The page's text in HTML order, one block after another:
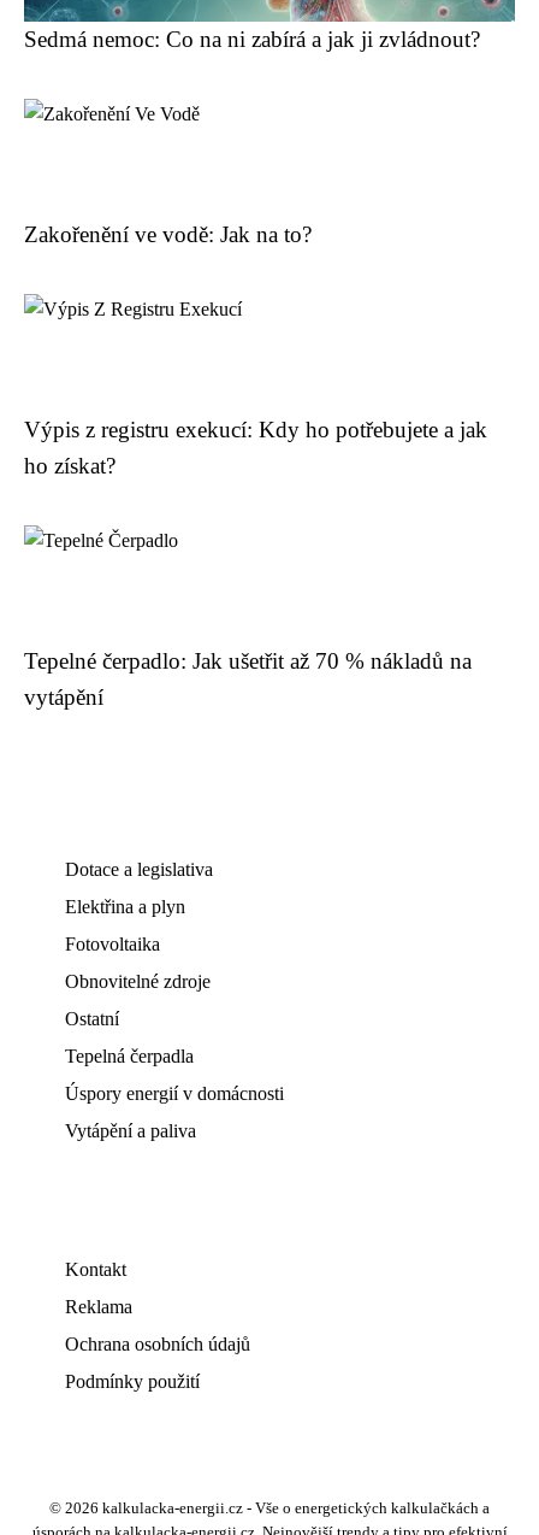
Sedmá nemoc: Co na ni zabírá a jak ji zvládnout?
Zakořenění ve vodě: Jak na to?
Výpis z registru exekucí: Kdy ho potřebujete a jak
ho získat?
Tepelné čerpadlo: Jak ušetřit až 70 % nákladů na
vytápění
Dotace a legislativa
Elektřina a plyn
Fotovoltaika
Obnovitelné zdroje
Ostatní
Tepelná čerpadla
Úspory energií v domácnosti
Vytápění a paliva
Kontakt
Reklama
Ochrana osobních údajů
Podmínky použití
© 2026 kalkulacka-energii.cz - Vše o energetických kalkulačkách a